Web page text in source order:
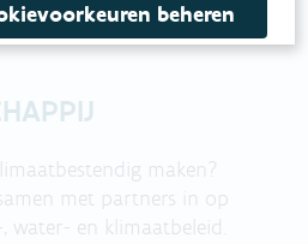
maken?
met partners in op
water- en klimaatbeleid.
beheren